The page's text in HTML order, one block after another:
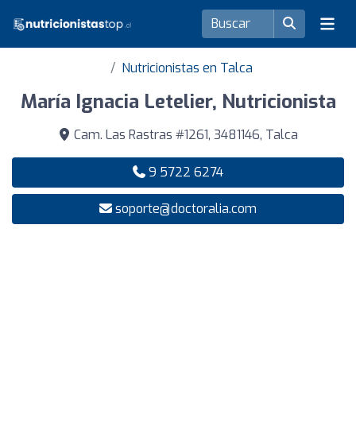
Nutricionistas en Talca
María Ignacia Letelier, Nutricionista
Cam. Las Rastras #1261, 3481146, Talca
9 5722 6274
soporte@doctoralia.com